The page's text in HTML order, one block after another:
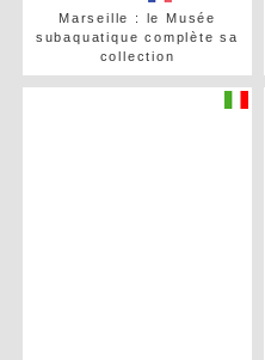
Marseille : le Musée
subaquatique complète sa
collection